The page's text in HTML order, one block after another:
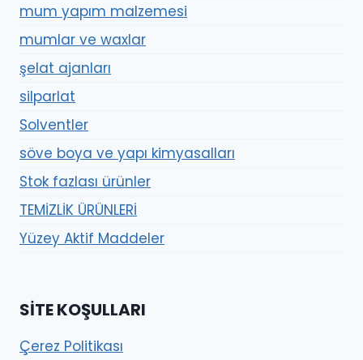
mum yapım malzemesi
mumlar ve waxlar
şelat ajanları
silparlat
Solventler
söve boya ve yapı kimyasalları
Stok fazlası ürünler
TEMİZLİK ÜRÜNLERİ
Yüzey Aktif Maddeler
SITE KOŞULLARI
Çerez Politikası